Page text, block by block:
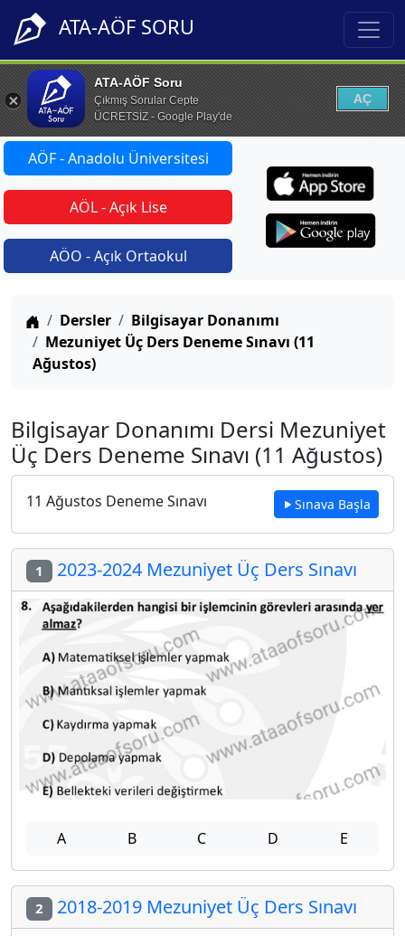
ATA-AÖF SORU
ATA-AÖF Soru
Çıkmış Sorular Cepte
ÜCRETSİZ - Google Play'de
AÇ
AÖF - Anadolu Üniversitesi
AÖL - Açık Lise
AÖO - Açık Ortaokul
Anasayfa
Dersler
Bilgisayar Donanımı
Mezuniyet Üç Ders Deneme Sınavı (11
Ağustos)
Bilgisayar Donanımı Dersi Mezuniyet
Üç Ders Deneme Sınavı (11 Ağustos)
11 Ağustos Deneme Sınavı Sınava Başla
1 2023-2024 Mezuniyet Üç Ders Sınavı
A B C D E
2 2018-2019 Mezuniyet Üç Ders Sınavı